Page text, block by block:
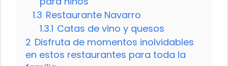
1.3 Restaurante Navarro
1.3.1 Catas de vino y quesos
2 Disfruta de momentos inolvidables
en estos restaurantes para toda la